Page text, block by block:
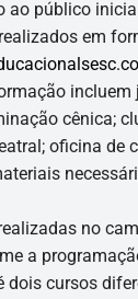
ao público
em
incluem
cênica;
oficina de
no
a
dois cursos